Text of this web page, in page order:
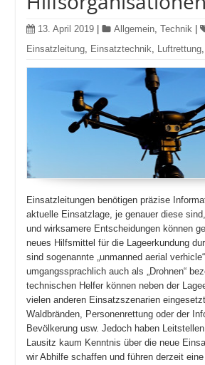
13. April 2019 Allgemein,Technik
Einsatzleitung, Einsatztechnik, Luftrettung,
Einsatzleitungen benötigen präzise
aktuelle Einsatzlage, je genauer diese
und wirksamere Entscheidungen können
neues Hilfsmittel für die Lageerkundung
sind sogenannte „unmanned aerial
umgangssprachlich auch als „Drohnen“
technischen Helfer können neben der
vielen anderen Einsatzszenarien
Waldbränden, Personenrettung oder der
Bevölkerung usw. Jedoch haben
Lausitz kaum Kenntnis über die neue
wir Abhilfe schaffen und führen derzeit